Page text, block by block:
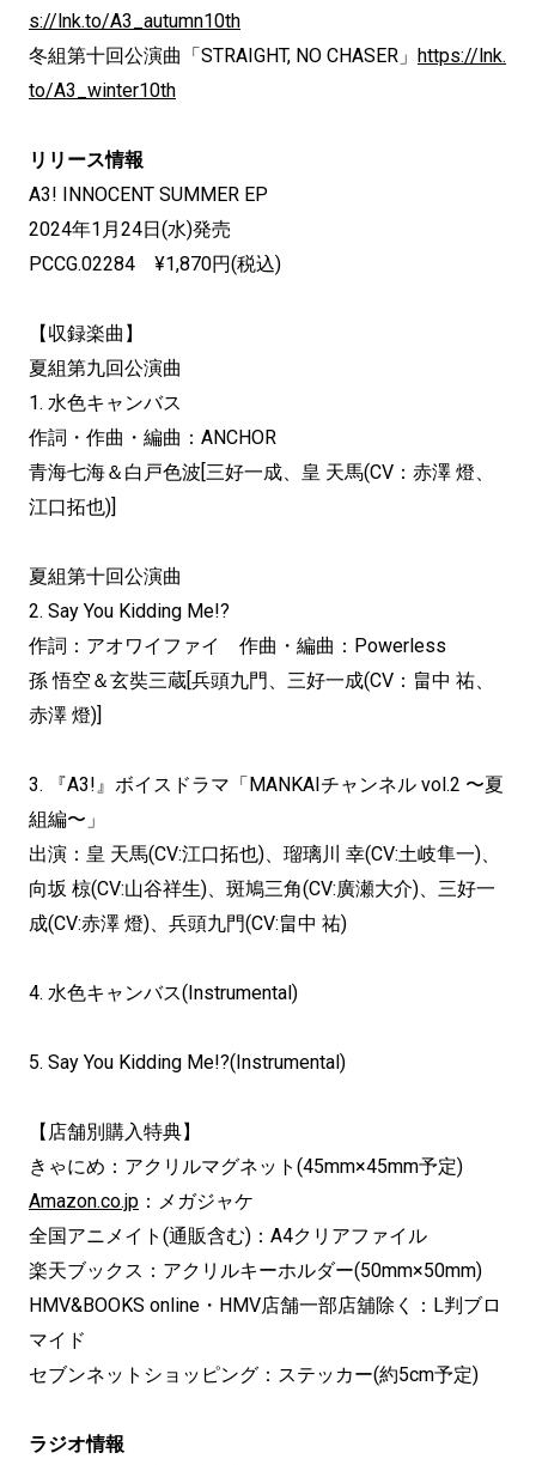
s://lnk.to/A3_autumn10th
冬組第十回公演曲「STRAIGHT, NO CHASER」 https://lnk.
to/A3_winter10th
リリース情報
A3! INNOCENT SUMMER EP
2024年1月24日(水)発売
PCCG.02284 ¥1,870円(税込)
【収録楽曲】
夏組第九回公演曲
1. 水色キャンバス
作詞・作曲・編曲：ANCHOR
青海七海＆白戸色波[三好一成、皇 天馬(CV：赤澤 燈、
江口拓也)]
夏組第十回公演曲
2. Say You Kidding Me!?
作詞：アオワイファイ 作曲・編曲：Powerless
孫 悟空＆玄奘三蔵[兵頭九門、三好一成(CV：畠中 祐、
赤澤 燈)]
3. 『A3!』ボイスドラマ「MANKAIチャンネル vol.2 〜夏
組編〜」
出演：皇 天馬(CV:江口拓也)、瑠璃川 幸(CV:土岐隼一)、
向坂 椋(CV:山谷祥生)、斑鳩三角(CV:廣瀬大介)、三好一
成(CV:赤澤 燈)、兵頭九門(CV:畠中 祐)
4. 水色キャンバス(Instrumental)
5. Say You Kidding Me!?(Instrumental)
【店舗別購入特典】
きゃにめ：アクリルマグネット(45mm×45mm予定)
Amazon.co.jp ：メガジャケ
全国アニメイト(通販含む)：A4クリアファイル
楽天ブックス：アクリルキーホルダー(50mm×50mm)
HMV&BOOKS online・HMV店舗一部店舖除く：L判ブロ
マイド
セブンネットショッピング：ステッカー(約5cm予定)
ラジオ情報